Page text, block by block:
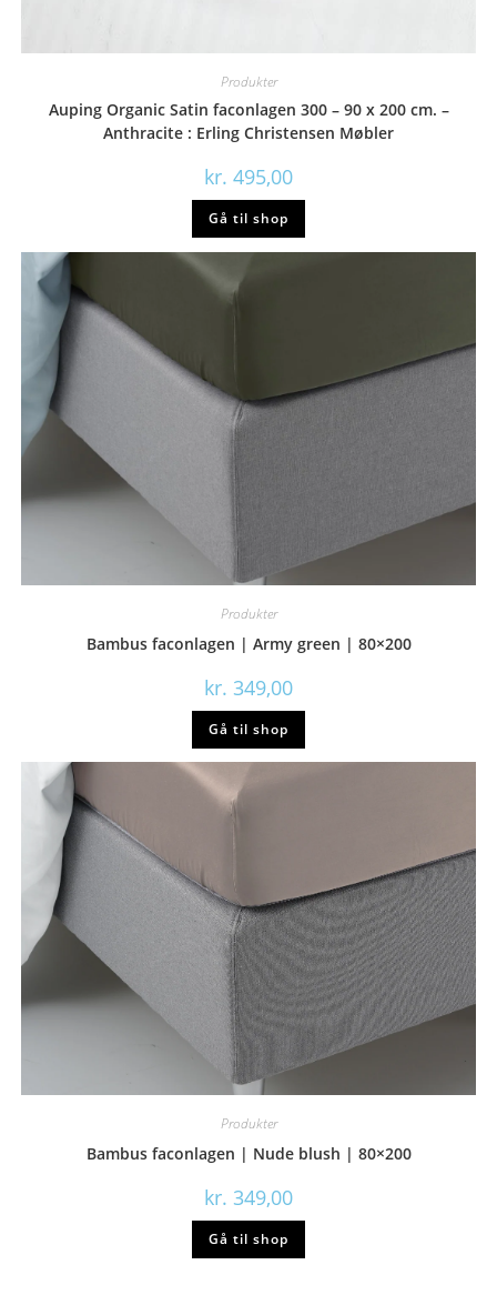
Produkter
Auping Organic Satin faconlagen 300 – 90 x 200 cm. –
Anthracite : Erling Christensen Møbler
kr. 495,00
Gå til shop
Produkter
Bambus faconlagen | Army green | 80×200
kr. 349,00
Gå til shop
Produkter
Bambus faconlagen | Nude blush | 80×200
kr. 349,00
Gå til shop